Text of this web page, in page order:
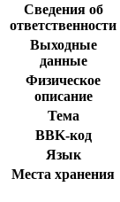
Сведения об
ответственности
Выходные
данные
Физическое
описание
Тема
BBK-код
Язык
Места хранения